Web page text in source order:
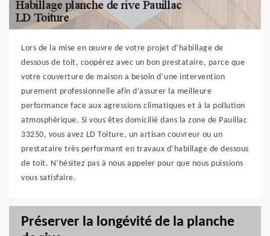
Lors de la mise en œuvre de votre projet d’habillage de
dessous de toit, coopérez avec un bon prestataire, parce que
votre couverture de maison a besoin d’une intervention
purement professionnelle afin d’assurer la meilleure
performance face aux agressions climatiques et à la pollution
atmosphérique. Si vous êtes domicilié dans la zone de Pauillac
33250, vous avez LD Toiture, un artisan couvreur ou un
prestataire très performant en travaux d’habillage de dessous
de toit. N’hésitez pas à nous appeler pour que nous puissions
vous satisfaire.
Préserver la longévité de la planche